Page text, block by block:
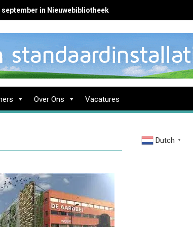
in Nieuwebibliotheek
Over Ons Vacatures
Dutch ▼